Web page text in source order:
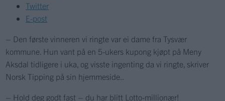
Twitter
E-post
– Den første vinneren vi ringte var ei dame fra Tysvær
kommune. Hun vant på en 5-ukers kupong kjøpt på Meny
Aksdal tidligere i uka, og visste ingenting da vi ringte, skriver
Norsk Tipping på sin hjemmeside..
– Hold deg godt fast – du har blitt Lotto-millionær!